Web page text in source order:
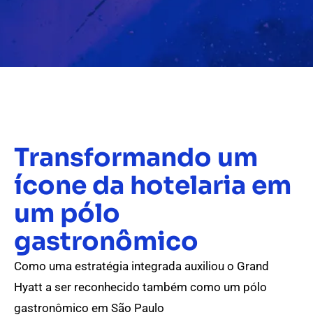
Transformando um
ícone da hotelaria em
um pólo
gastronômico
Como uma estratégia integrada auxiliou o Grand
Hyatt a ser reconhecido também como um pólo
gastronômico em São Paulo